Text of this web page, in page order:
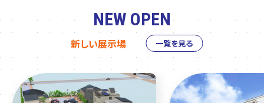
NEW OPEN
新しい展示場 一覧を見る